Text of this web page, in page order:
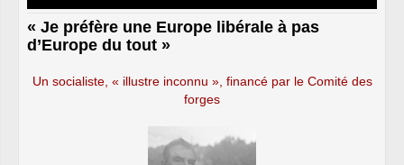
« Je préfère une Europe libérale à pas
d’Europe du tout »
Un socialiste, « illustre inconnu », financé par le Comité des
forges